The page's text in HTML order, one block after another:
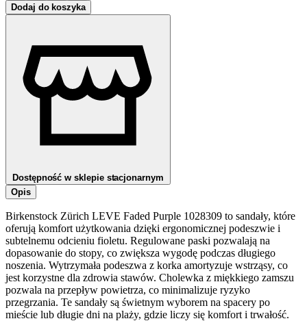
Dodaj do koszyka
Dostępność w sklepie stacjonarnym
Opis
Birkenstock Zürich LEVE Faded Purple 1028309 to sandały, które
oferują komfort użytkowania dzięki ergonomicznej podeszwie i
subtelnemu odcieniu fioletu. Regulowane paski pozwalają na
dopasowanie do stopy, co zwiększa wygodę podczas długiego
noszenia. Wytrzymała podeszwa z korka amortyzuje wstrząsy, co
jest korzystne dla zdrowia stawów. Cholewka z miękkiego zamszu
pozwala na przepływ powietrza, co minimalizuje ryzyko
przegrzania. Te sandały są świetnym wyborem na spacery po
mieście lub długie dni na plaży, gdzie liczy się komfort i trwałość.